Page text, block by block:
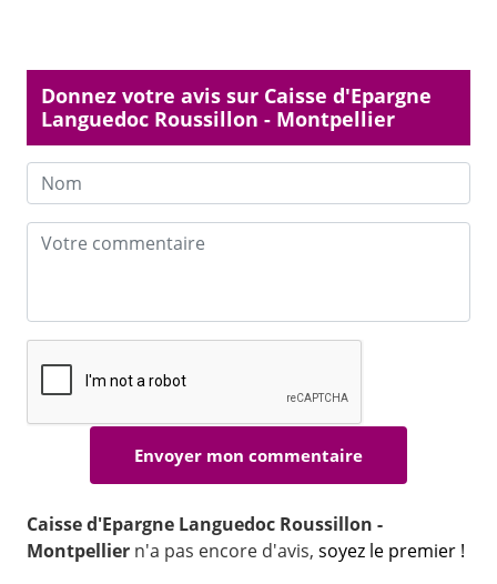
Donnez votre avis sur Caisse d'Epargne
Languedoc Roussillon - Montpellier
Caisse d'Epargne Languedoc Roussillon -
Montpellier n'a pas encore d'avis, soyez le premier !